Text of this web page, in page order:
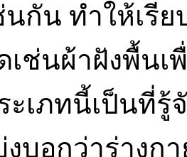
กัน ทำให้เรี
เช่นผ้าฝังพื้น
เภทนี้เป็นที่รู้
บอกว่าร่างก